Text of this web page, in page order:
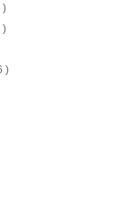
)
)
)